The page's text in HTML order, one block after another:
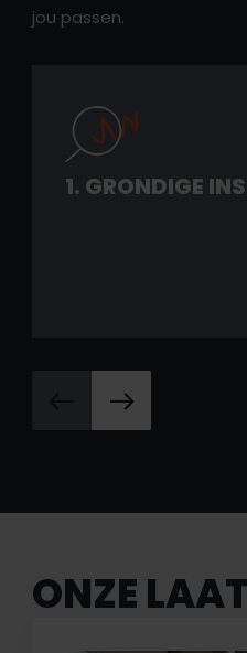
jou passen.
1. GRONDIGE
ONZE